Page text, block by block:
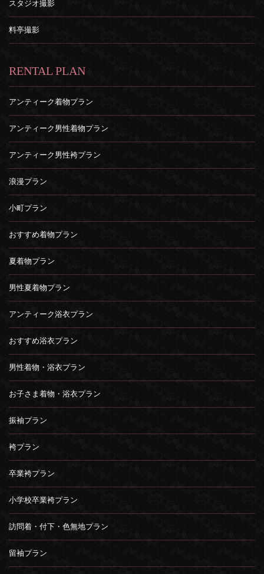
スタジオ撮影
料亭撮影
RENTAL PLAN
アンティーク着物プラン
アンティーク男性着物プラン
アンティーク男性袴プラン
浪漫プラン
小町プラン
おすすめ着物プラン
夏着物プラン
男性夏着物プラン
アンティーク浴衣プラン
おすすめ浴衣プラン
男性着物・浴衣プラン
お子さま着物・浴衣プラン
振袖プラン
袴プラン
卒業袴プラン
小学校卒業袴プラン
訪問着・付下・色無地プラン
留袖プラン